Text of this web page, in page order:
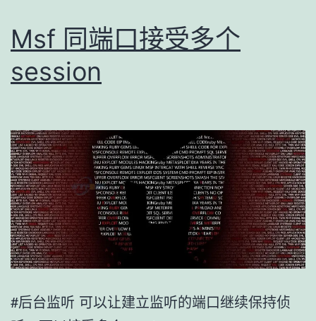
Msf 同端口接受多个
session
#后台监听 可以让建立监听的端口继续保持侦